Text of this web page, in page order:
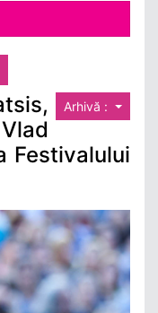
Arhivă :
Festivalului